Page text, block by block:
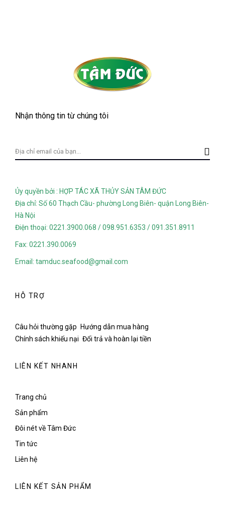
Nhận thông tin từ chúng tôi
Ủy quyền bởi : HỢP TÁC XÃ THỦY SẢN TÂM ĐỨC
Địa chỉ: Số 60 Thạch Cầu- phường Long Biên- quận Long Biên-
Hà Nội
Điện thoại: 0221.3900.068 / 098.951.6353 / 091.351.8911
Fax: 0221.390.0069
Email: tamduc.seafood@gmail.com
HỖ TRỢ
Câu hỏi thường gặp
Hướng dẫn mua hàng
Chính sách khiếu nại Đổi trả và hoàn lại tiền
LIÊN KẾT NHANH
Trang chủ
Sản phẩm
Đôi nét về Tâm Đức
Tin tức
Liên hệ
LIÊN KẾT SẢN PHẨM